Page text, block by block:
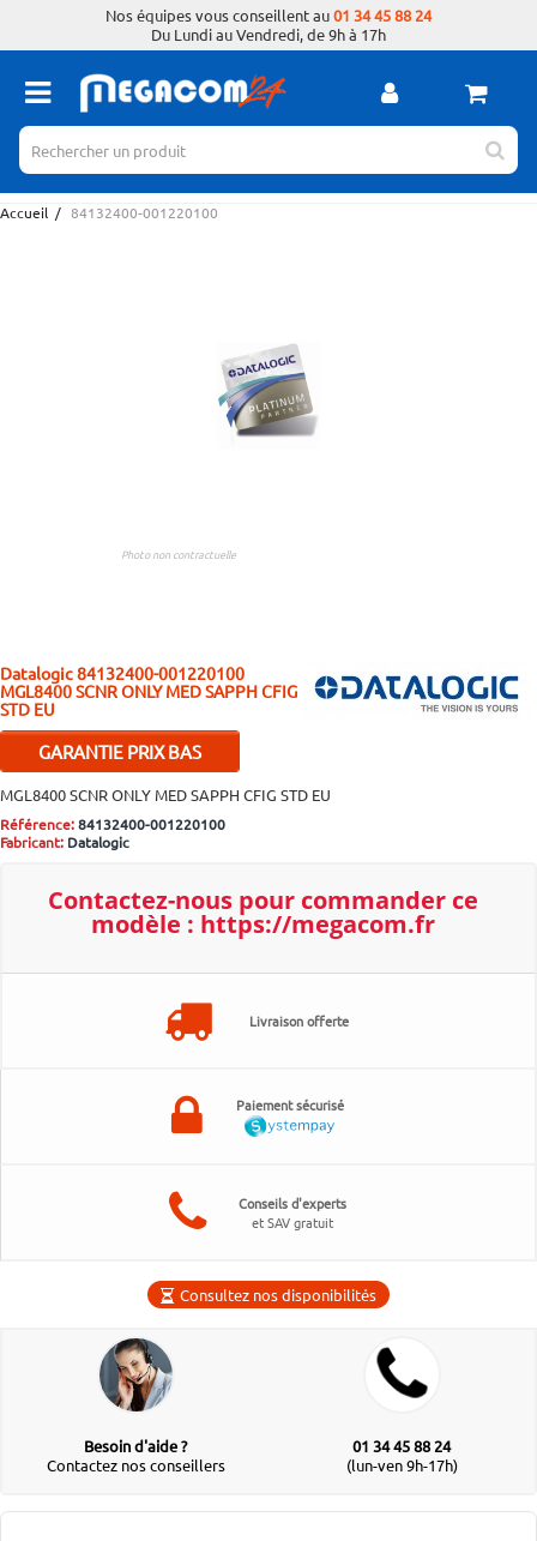
Nos équipes vous conseillent au01 34 45 88 24
Du Lundi au Vendredi, de 9h à 17h
Accueil / 84132400-001220100
Photo non contractuelle
Datalogic84132400-001220100
MGL8400 SCNR ONLY MED SAPPH CFIG
STD EU
GARANTIE PRIX BAS
trouvez moins cher ailleurs,
contactez-nous pour bénéficier
d'un ajustement.
MGL8400 SCNR ONLY MED SAPPH CFIG STD EU
Référence:84132400-001220100
Fabricant: Datalogic
Contactez-nous pour commander ce
modèle : https://megacom.fr
Livraison offerte
Paiement sécurisé
Conseils d'experts
et SAV gratuit
Consultez nos disponibilités
Besoin d'aide ?
Contactez nos conseillers
01 34 45 88 24
(lun-ven 9h-17h)